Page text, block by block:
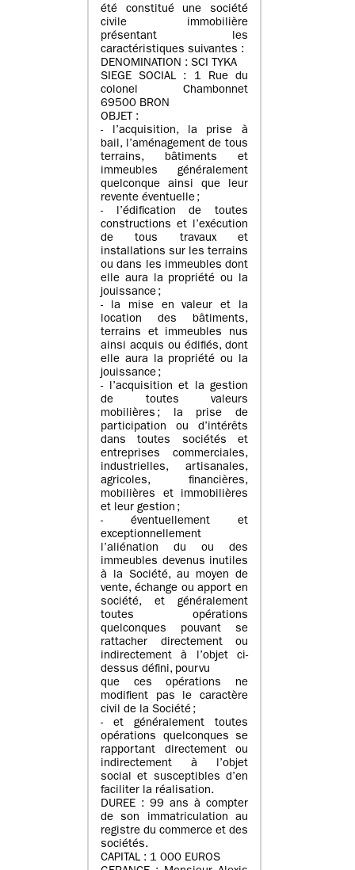
été constitué une société
civile immobilière
présentant les
caractéristiques suivantes :
DENOMINATION : SCI TYKA
SIEGE SOCIAL : 1 Rue du
colonel Chambonnet
69500 BRON
OBJET :
- l’acquisition, la prise à
bail, l’aménagement de tous
terrains, bâtiments et
immeubles généralement
quelconque ainsi que leur
revente éventuelle ;
- l’édification de toutes
constructions et l’exécution
de tous travaux et
installations sur les terrains
ou dans les immeubles dont
elle aura la propriété ou la
jouissance ;
- la mise en valeur et la
location des bâtiments,
terrains et immeubles nus
ainsi acquis ou édifiés, dont
elle aura la propriété ou la
jouissance ;
- l’acquisition et la gestion
de toutes valeurs
mobilières ; la prise de
participation ou d’intérêts
dans toutes sociétés et
entreprises commerciales,
industrielles, artisanales,
agricoles, financières,
mobilières et immobilières
et leur gestion ;
- éventuellement et
exceptionnellement
l’aliénation du ou des
immeubles devenus inutiles
à la Société, au moyen de
vente, échange ou apport en
société, et généralement
toutes opérations
quelconques pouvant se
rattacher directement ou
indirectement à l’objet ci-
dessus défini, pourvu
que ces opérations ne
modifient pas le caractère
civil de la Société ;
- et généralement toutes
opérations quelconques se
rapportant directement ou
indirectement à l’objet
social et susceptibles d’en
faciliter la réalisation.
DUREE : 99 ans à compter
de son immatriculation au
registre du commerce et des
sociétés.
CAPITAL : 1 000 EUROS